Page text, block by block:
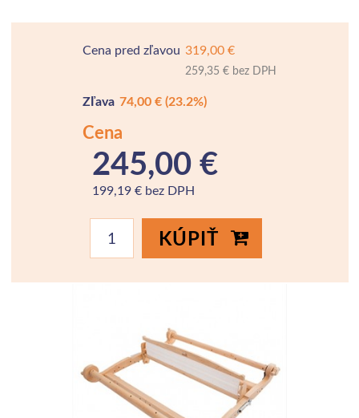
Cena pred zľavou 319,00 €
259,35 € bez DPH
Zľava 74,00 € (23.2%)
Cena
245,00 €
199,19 € bez DPH
KÚPIŤ